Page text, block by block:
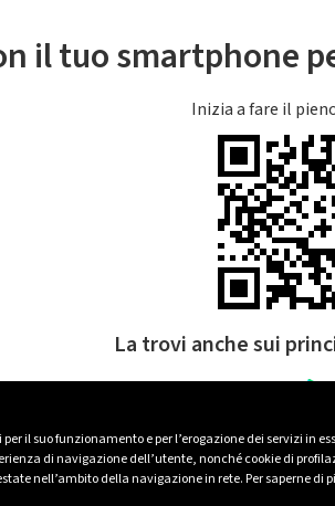
il suo funzionamento e per l’erogazione dei servizi in
di navigazione dell’utente, nonché cookie di
nell’ambito della navigazione in rete. Per saperne di
il tuo smartphone
Inizia a fare il
La trovi anche sui